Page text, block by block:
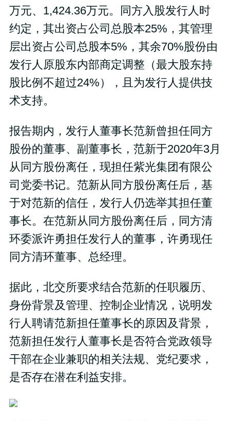
万元、1,424.36万元。同方入股发行人时
约定，其出资占公司总股本25%，其管理
层出资占公司总股本5%，其余70%股份由
发行人原股东内部商定调整（最大股东持
股比例不超过24%），且为发行人提供技
术支持。
报告期内，发行人董事长范新曾担任同方
股份的董事、副董事长，范新于2020年3月
从同方股份离任，现担任紫光集团有限公
司党委书记。范新从同方股份离任后，基
于对范新的信任，发行人仍选举其担任董
事长。在范新从同方股份离任后，同方清
环委派许勇担任发行人的董事，许勇现任
同方清环董事、总经理。
据此，北交所要求结合范新的任职履历、
身份背景及管理、控制企业情况，说明发
行人聘请范新担任董事长的原因及背景，
范新担任发行人董事长是否符合党政领导
干部在企业兼职的相关法规、党纪要求，
是否存在潜在利益安排。